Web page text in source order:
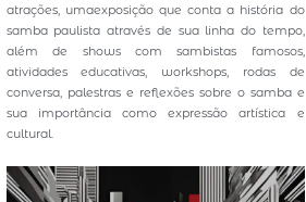
atrações, umaexposição que conta a história do
samba paulista através de sua linha do tempo,
além de shows com sambistas famosos,
atividades educativas, workshops, rodas de
conversa, palestras e reflexões sobre o samba e
sua importância como expressão artística e
cultural.